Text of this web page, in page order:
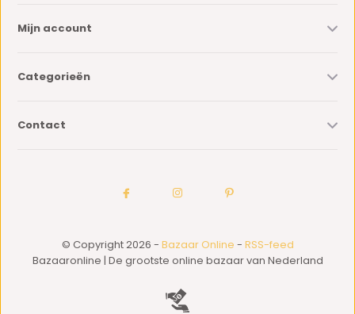
Mijn account
Categorieën
Contact
© Copyright 2026 - Bazaar Online - RSS-feed
Bazaaronline | De grootste online bazaar van Nederland